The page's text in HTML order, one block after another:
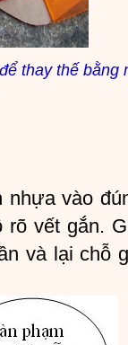
thay thế bằng
nhựa vào
rõ vết gắn.
và lại chỗ